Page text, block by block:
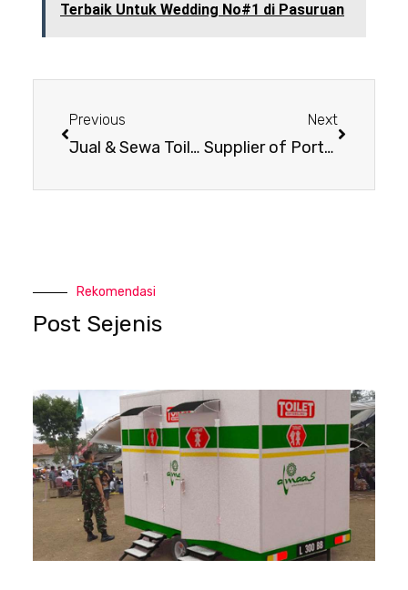
Terbaik Untuk Wedding No#1 di Pasuruan
Previous
Jual & Sewa Toilet Portable Low Price Se Jawa Timur!
Next
Supplier of Portable Toilet Terbaik Diberbagai Kota No#1
Rekomendasi
Post Sejenis